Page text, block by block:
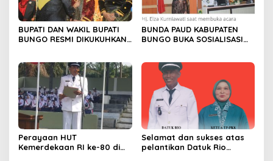
BUPATI DAN WAKIL BUPATI
BUNGO RESMI DIKUKUHKAN
BUNDA PAUD KABUPATEN
BUNGO BUKA SOSIALISASI
Perayaan HUT
Kemerdekaan RI ke-80 di
Selamat dan sukses atas
pelantikan Datuk Rio